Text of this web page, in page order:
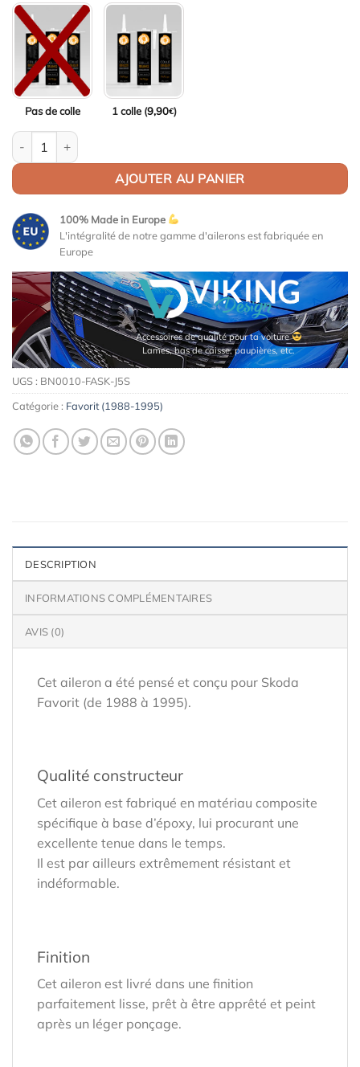
Pas de colle 1 colle (9,90€)
quantité de Aileron / Becquet Origine Replica pour Skoda
AJOUTER AU PANIER
100% Made in Europe
L'intégralité de notre gamme d'ailerons est fabriquée en
Europe
Accessoires de qualité pour ta voiture
Lames, bas de caisse, paupières, etc.
UGS : BN0010-FASK-J5S
Catégorie : Favorit (1988-1995)
DESCRIPTION
INFORMATIONS COMPLÉMENTAIRES
AVIS (0)
Cet aileron a été pensé et conçu pour Skoda
Favorit (de 1988 à 1995).
Qualité constructeur
Cet aileron est fabriqué en matériau composite
spécifique à base d’époxy, lui procurant une
excellente tenue dans le temps.
Il est par ailleurs extrêmement résistant et
indéformable.
Finition
Cet aileron est livré dans une finition
parfaitement lisse, prêt à être apprêté et peint
après un léger ponçage.